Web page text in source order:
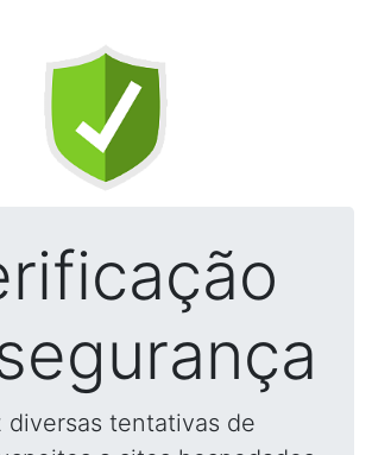
diversas tentativas de